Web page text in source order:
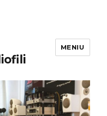
MENIU